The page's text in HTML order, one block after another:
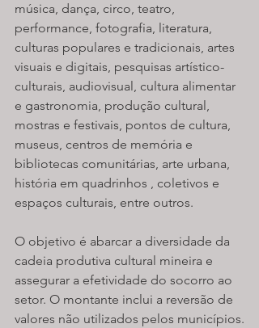
música, dança, circo, teatro,
performance, fotografia, literatura,
culturas populares e tradicionais, artes
visuais e digitais, pesquisas artístico-
culturais, audiovisual, cultura alimentar
e gastronomia, produção cultural,
mostras e festivais, pontos de cultura,
museus, centros de memória e
bibliotecas comunitárias, arte urbana,
história em quadrinhos , coletivos e
espaços culturais, entre outros.
O objetivo é abarcar a diversidade da
cadeia produtiva cultural mineira e
assegurar a efetividade do socorro ao
setor. O montante inclui a reversão de
valores não utilizados pelos municípios.